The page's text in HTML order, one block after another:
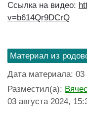
Ссылка на видео:
v=b614Qr9DCrQ
Материал из
Дата материала: 03
Разместил(а):
03 августа 2024,